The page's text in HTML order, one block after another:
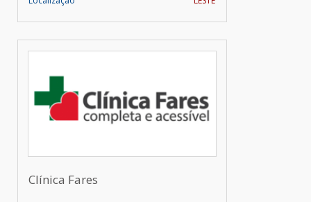
Clínica Fares